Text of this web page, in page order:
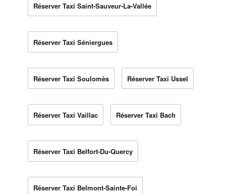
Réserver Taxi Saint-Sauveur-La-Vallée
Réserver Taxi Séniergues
Réserver Taxi Soulomès Réserver Taxi Ussel
Réserver Taxi Vaillac Réserver Taxi Bach
Réserver Taxi Belfort-Du-Quercy
Réserver Taxi Belmont-Sainte-Foi